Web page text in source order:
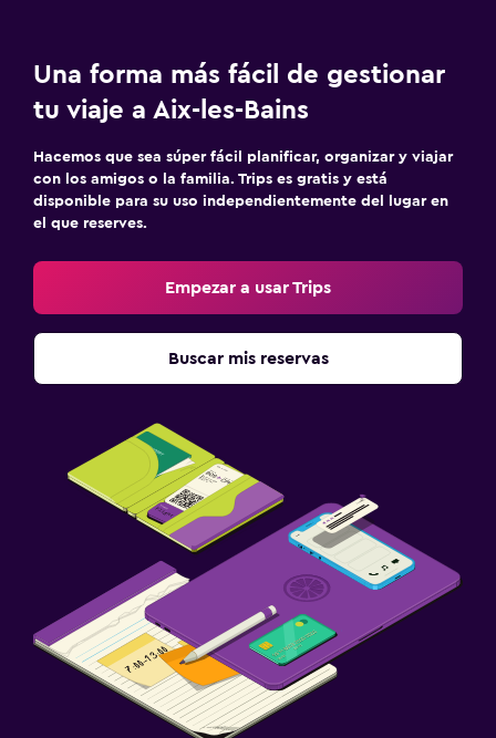
Una forma más fácil de gestionar
tu viaje a Aix-les-Bains
Hacemos que sea súper fácil planificar, organizar y viajar
con los amigos o la familia. Trips es gratis y está
disponible para su uso independientemente del lugar en
el que reserves.
Empezar a usar Trips
Buscar mis reservas